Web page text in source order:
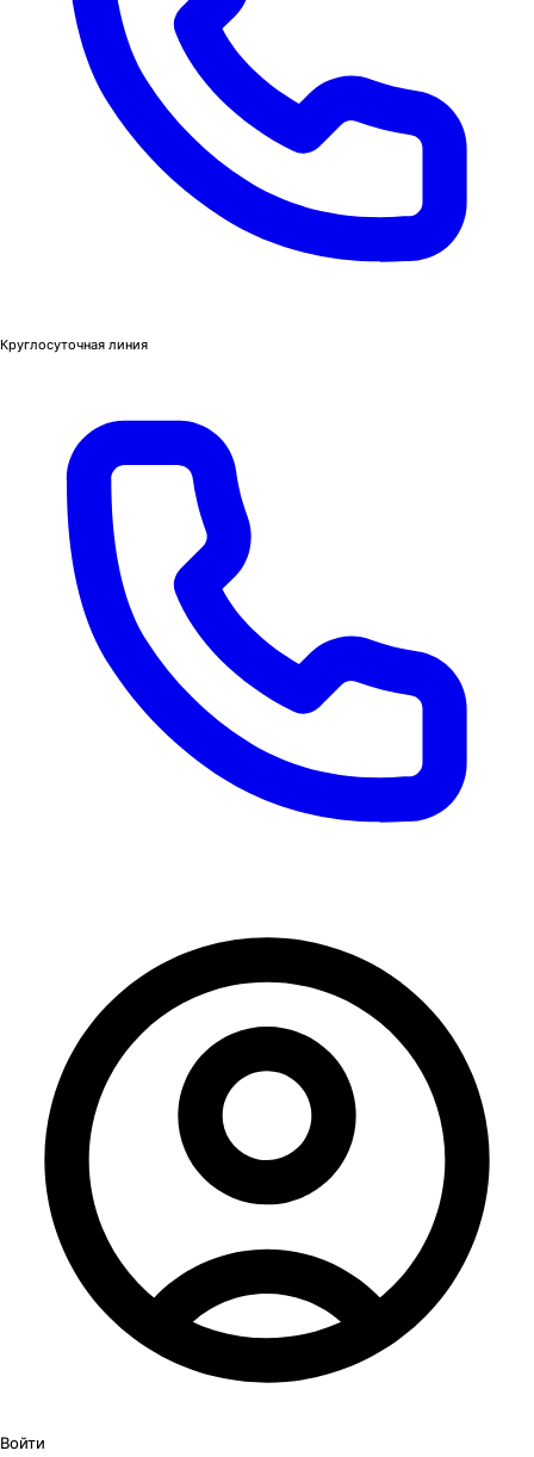
Круглосуточная линия
Войти